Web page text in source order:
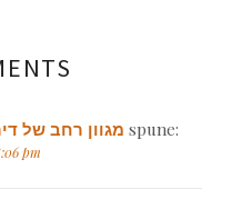
מגוון רחב של spune:
pm